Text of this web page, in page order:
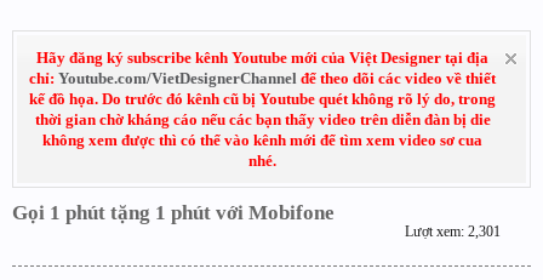
Hãy đăng ký subscribe kênh Youtube mới của Việt Designer tại địa
chỉ: Youtube.com/VietDesignerChannel để theo dõi các video về thiết
kế đồ họa. Do trước đó kênh cũ bị Youtube quét không rõ lý do, trong
thời gian chờ kháng cáo nếu các bạn thấy video trên diễn đàn bị die
không xem được thì có thể vào kênh mới để tìm xem video sơ cua
nhé.
Gọi 1 phút tặng 1 phút với Mobifone
Lượt xem: 2,301